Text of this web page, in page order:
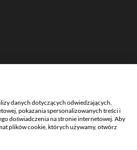
danych dotyczących odwiedzających,
pokazania spersonalizowanych treści i
doświadczenia na stronie internetowej. Aby
plików cookie, których używamy, otwórz